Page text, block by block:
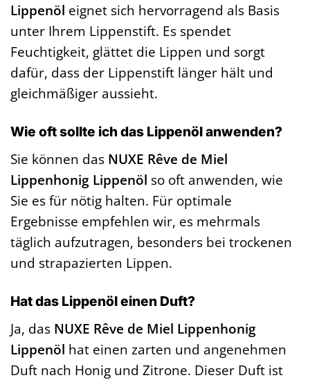
Lippenöl eignet sich hervorragend als Basis
unter Ihrem Lippenstift. Es spendet
Feuchtigkeit, glättet die Lippen und sorgt
dafür, dass der Lippenstift länger hält und
gleichmäßiger aussieht.
Wie oft sollte ich das Lippenöl anwenden?
Sie können das NUXE Rêve de Miel
Lippenhonig Lippenöl so oft anwenden, wie
Sie es für nötig halten. Für optimale
Ergebnisse empfehlen wir, es mehrmals
täglich aufzutragen, besonders bei trockenen
und strapazierten Lippen.
Hat das Lippenöl einen Duft?
Ja, das NUXE Rêve de Miel Lippenhonig
Lippenöl hat einen zarten und angenehmen
Duft nach Honig und Zitrone. Dieser Duft ist